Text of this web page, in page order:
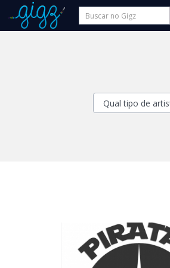
Gigz
Navegação